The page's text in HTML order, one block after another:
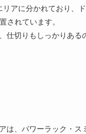
アに分かれており、
されています。
仕切りもしっかりある
は、パワーラック・ス